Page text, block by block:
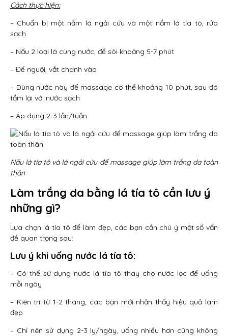
Cách thực hiện:
– Chuẩn bị một nắm lá ngải cứu và một nắm lá tía tô, rửa
sạch
– Nấu 2 loại lá cùng nước, để sôi khoảng 5-7 phút
– Để nguội, vắt chanh vào
– Dùng nước này để massage cơ thể khoảng 10 phút, sau đó
tắm lại với nước sạch
– Áp dụng 2-3 lần/tuần
Nấu lá tía tô và lá ngải cứu để massage giúp làm trắng da toàn
thân
Làm trắng da bằng lá tía tô cần lưu ý
những gì?
Lựa chọn lá tía tô để làm đẹp, các bạn cần chú ý một số vấn
đề quan trọng sau:
Lưu ý khi uống nước lá tía tô:
– Có thể sử dụng nước lá tía tô thay cho nước lọc để uống
mỗi ngày
– Kiên trì từ 1-2 tháng, các bạn mới nhận thấy hiệu quả làm
đẹp
– Chỉ nên sử dụng 2-3 ly/ngày, uống nhiều hơn cũng không